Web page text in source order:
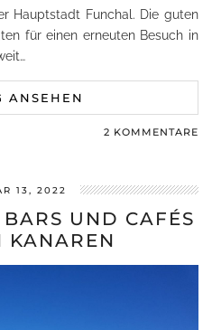
Hauptstadt Funchal. Die guten
für einen erneuten Besuch in
ANSEHEN
2 KOMMENTARE
13, 2022
UND CAFÉS
KANAREN